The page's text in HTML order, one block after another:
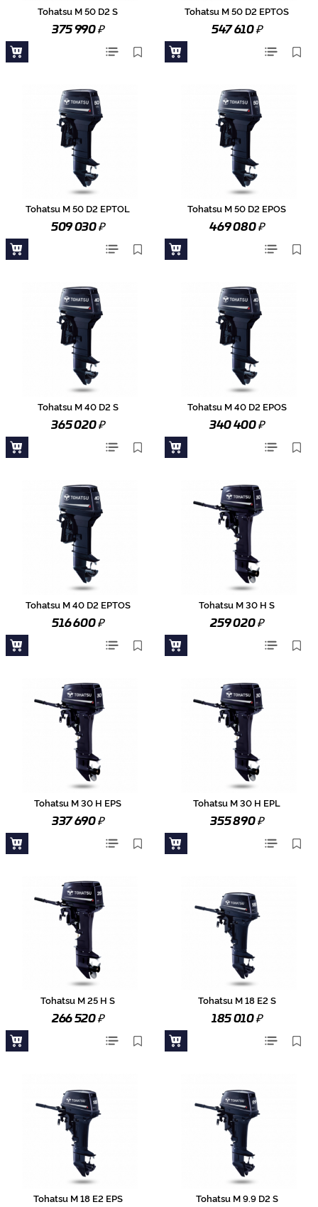
Tohatsu M 50 D2 S
375 990₽
Tohatsu M 50 D2 EPTOS
547 610₽
Tohatsu M 50 D2 EPTOL
509 030₽
Tohatsu M 50 D2 EPOS
469 080₽
Tohatsu M 40 D2 S
365 020₽
Tohatsu M 40 D2 EPOS
340 400₽
Tohatsu M 40 D2 EPTOS
516 600₽
Tohatsu M 30 H S
259 020₽
Tohatsu M 30 H EPS
337 690₽
Tohatsu M 30 H EPL
355 890₽
Tohatsu M 25 H S
266 520₽
Tohatsu M 18 E2 S
185 010₽
Tohatsu M 18 E2 EPS Tohatsu M 9.9 D2 S